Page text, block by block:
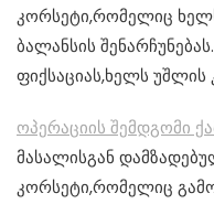
კორსეტი,რომელიც
ბალანსის
ფიქსაციას,ხელს უშლის
ოპერაციის შემდგომი
მასალისგან
კორსეტი,რომელიც